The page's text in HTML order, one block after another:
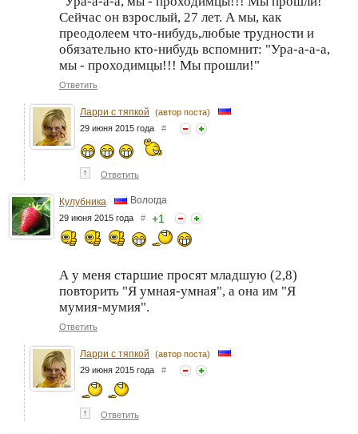
Сейчас он взрослый, 27 лет. А мы, как
преодолеем что-нибудь,любые трудности и
обязательно кто-нибудь вспомнит: "Ура-а-а-а,
мы - проходимцы!!! Мы прошли!"
Ответить
Ларри с тяпкой
(автор поста)
29 июня 2015 года #
↑ Ответить
Кулубника Вологда
29 июня 2015 года # +1
А у меня старшие просят младшую (2,8)
повторить "Я умная-умная", а она им "Я
мумия-мумия".
Ответить
Ларри с тяпкой
(автор поста)
29 июня 2015 года #
↑ Ответить